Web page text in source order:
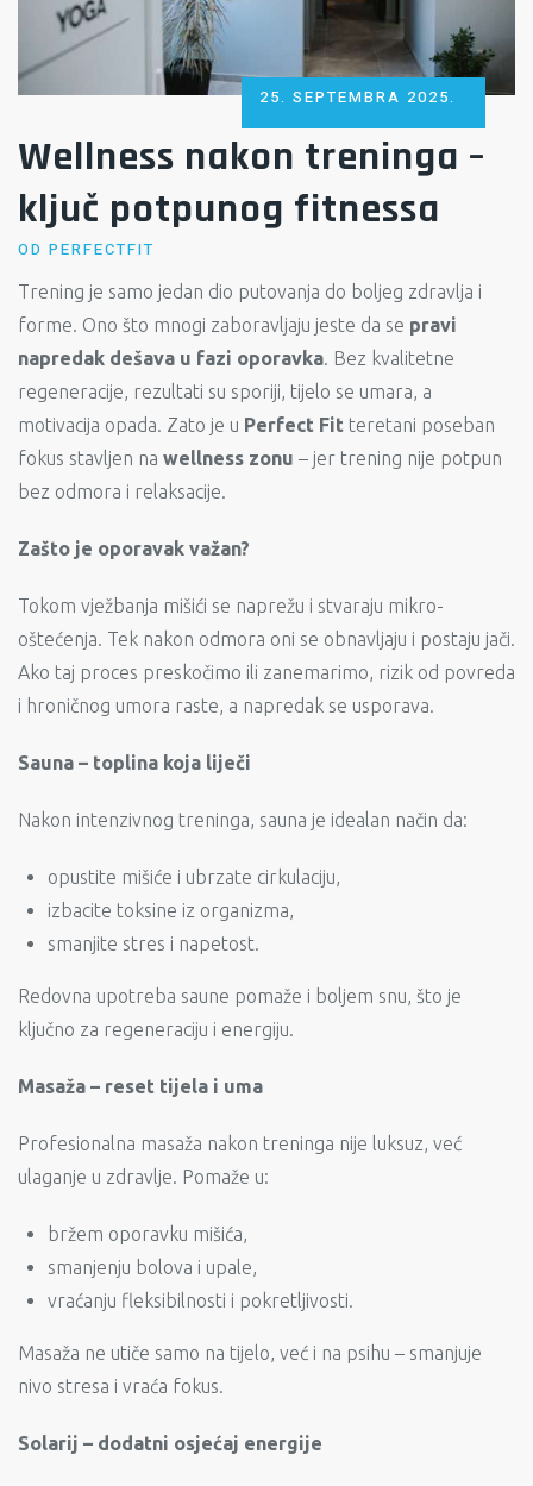
Wellness nakon treninga –
ključ potpunog fitnessa
POSTED
25. SEPTEMBRA 2025.
OD PERFECTFIT
Trening je samo jedan dio putovanja do boljeg zdravlja i
forme. Ono što mnogi zaboravljaju jeste da se pravi
napredak dešava u fazi oporavka. Bez kvalitetne
regeneracije, rezultati su sporiji, tijelo se umara, a
motivacija opada. Zato je u Perfect Fit teretani poseban
fokus stavljen na wellness zonu – jer trening nije potpun
bez odmora i relaksacije.
Zašto je oporavak važan?
Tokom vježbanja mišići se naprežu i stvaraju mikro-
oštećenja. Tek nakon odmora oni se obnavljaju i postaju jači.
Ako taj proces preskočimo ili zanemarimo, rizik od povreda
i hroničnog umora raste, a napredak se usporava.
Sauna – toplina koja liječi
Nakon intenzivnog treninga, sauna je idealan način da:
opustite mišiće i ubrzate cirkulaciju,
izbacite toksine iz organizma,
smanjite stres i napetost.
Redovna upotreba saune pomaže i boljem snu, što je
ključno za regeneraciju i energiju.
Masaža – reset tijela i uma
Profesionalna masaža nakon treninga nije luksuz, već
ulaganje u zdravlje. Pomaže u:
bržem oporavku mišića,
smanjenju bolova i upale,
vraćanju fleksibilnosti i pokretljivosti.
Masaža ne utiče samo na tijelo, već i na psihu – smanjuje
nivo stresa i vraća fokus.
Solarij – dodatni osjećaj energije